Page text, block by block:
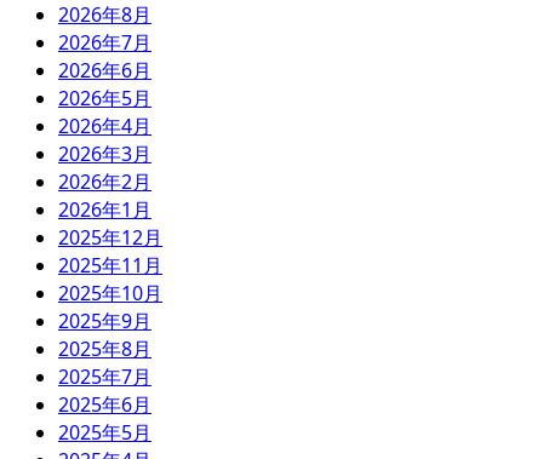
2026年8月
2026年7月
2026年6月
2026年5月
2026年4月
2026年3月
2026年2月
2026年1月
2025年12月
2025年11月
2025年10月
2025年9月
2025年8月
2025年7月
2025年6月
2025年5月